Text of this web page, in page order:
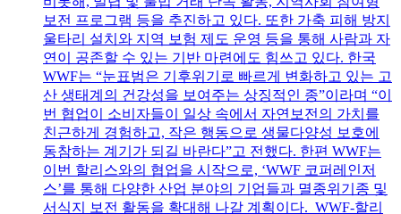
보전 프로그램 등을 추진하고 있다. 또한 가축 피해 방지
울타리 설치와 지역 보험 제도 운영 등을 통해 사람과 자
연이 공존할 수 있는 기반 마련에도 힘쓰고 있다. 한국
WWF는 “눈표범은 기후위기로 빠르게 변화하고 있는 고
산 생태계의 건강성을 보여주는 상징적인 종”이라며 “이
번 협업이 소비자들이 일상 속에서 자연보전의 가치를
친근하게 경험하고, 작은 행동으로 생물다양성 보호에
동참하는 계기가 되길 바란다”고 전했다. 한편 WWF는
이번 할리스와의 협업을 시작으로, ‘WWF 코퍼레인저
스’를 통해 다양한 산업 분야의 기업들과 멸종위기종 및
서식지 보전 활동을 확대해 나갈 계획이다. WWF-할리